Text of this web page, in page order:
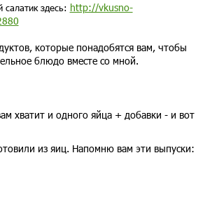
салатик здесь: http://vkusno-
которые понадобятся вам, чтобы
блюдо вместе со мной.
хватит и одного яйца + добавки - и вот
из яиц. Напомню вам эти выпуски: